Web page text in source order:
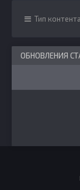
Тип контента
ОБНОВЛЕНИЯ